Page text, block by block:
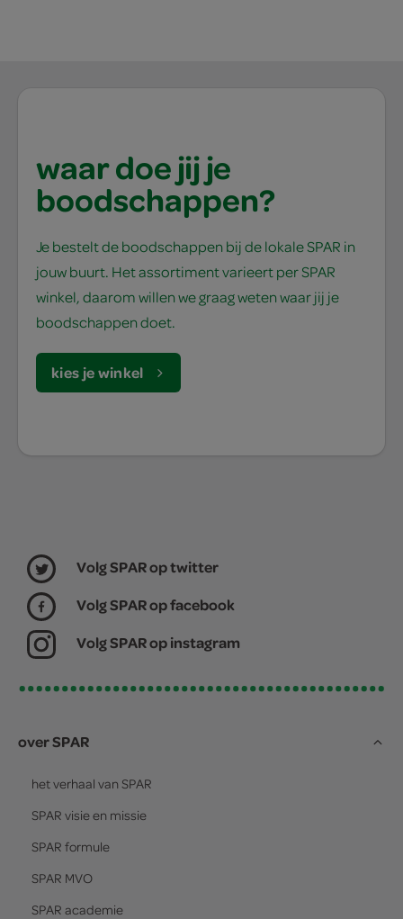
waar doe jij je
boodschappen?
Je bestelt de boodschappen bij de lokale SPAR in
jouw buurt. Het assortiment varieert per SPAR
winkel, daarom willen we graag weten waar jij je
boodschappen doet.
kies je winkel
Volg SPAR op twitter
Volg SPAR op facebook
Volg SPAR op instagram
over SPAR
het verhaal van SPAR
SPAR visie en missie
SPAR formule
SPAR MVO
SPAR academie